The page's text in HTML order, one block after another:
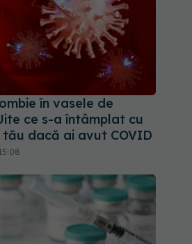
în vasele de
ce s-a întâmplat cu
tău dacă ai avut COVID